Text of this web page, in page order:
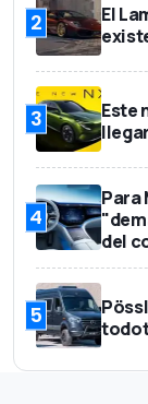
2
El
3
Este
4
Para
del
5